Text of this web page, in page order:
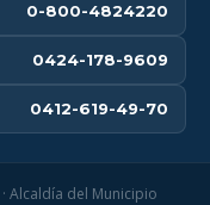
0-800-4824220
0424-178-9609
0412-619-49-70
Alcaldía del Municipio